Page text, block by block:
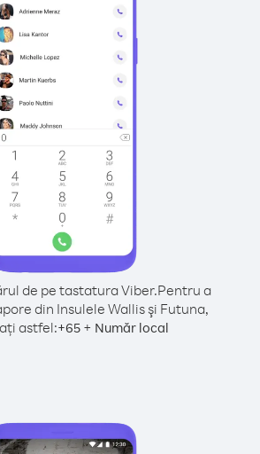
de pe tastatura Viber.Pentru a
din Insulele Wallis şi Futuna,
astfel:+65 + Număr local